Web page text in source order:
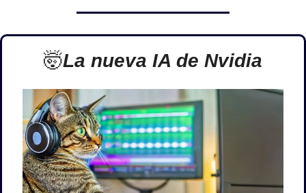
🤯La nueva IA de Nvidia